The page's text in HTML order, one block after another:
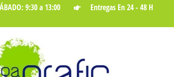
9:30 a 13:00
Entregas En 24 - 48 H